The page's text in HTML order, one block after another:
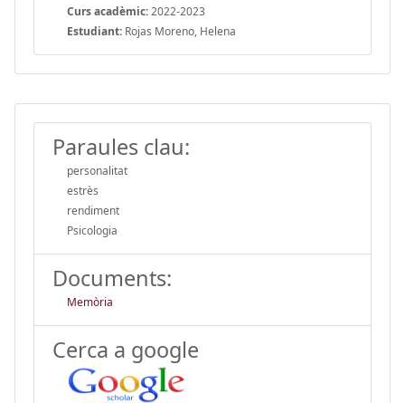
Curs acadèmic:2022-2023
Estudiant: Rojas Moreno, Helena
Paraules clau:
personalitat
estrès
rendiment
Psicologia
Documents:
Memòria
Cerca a google